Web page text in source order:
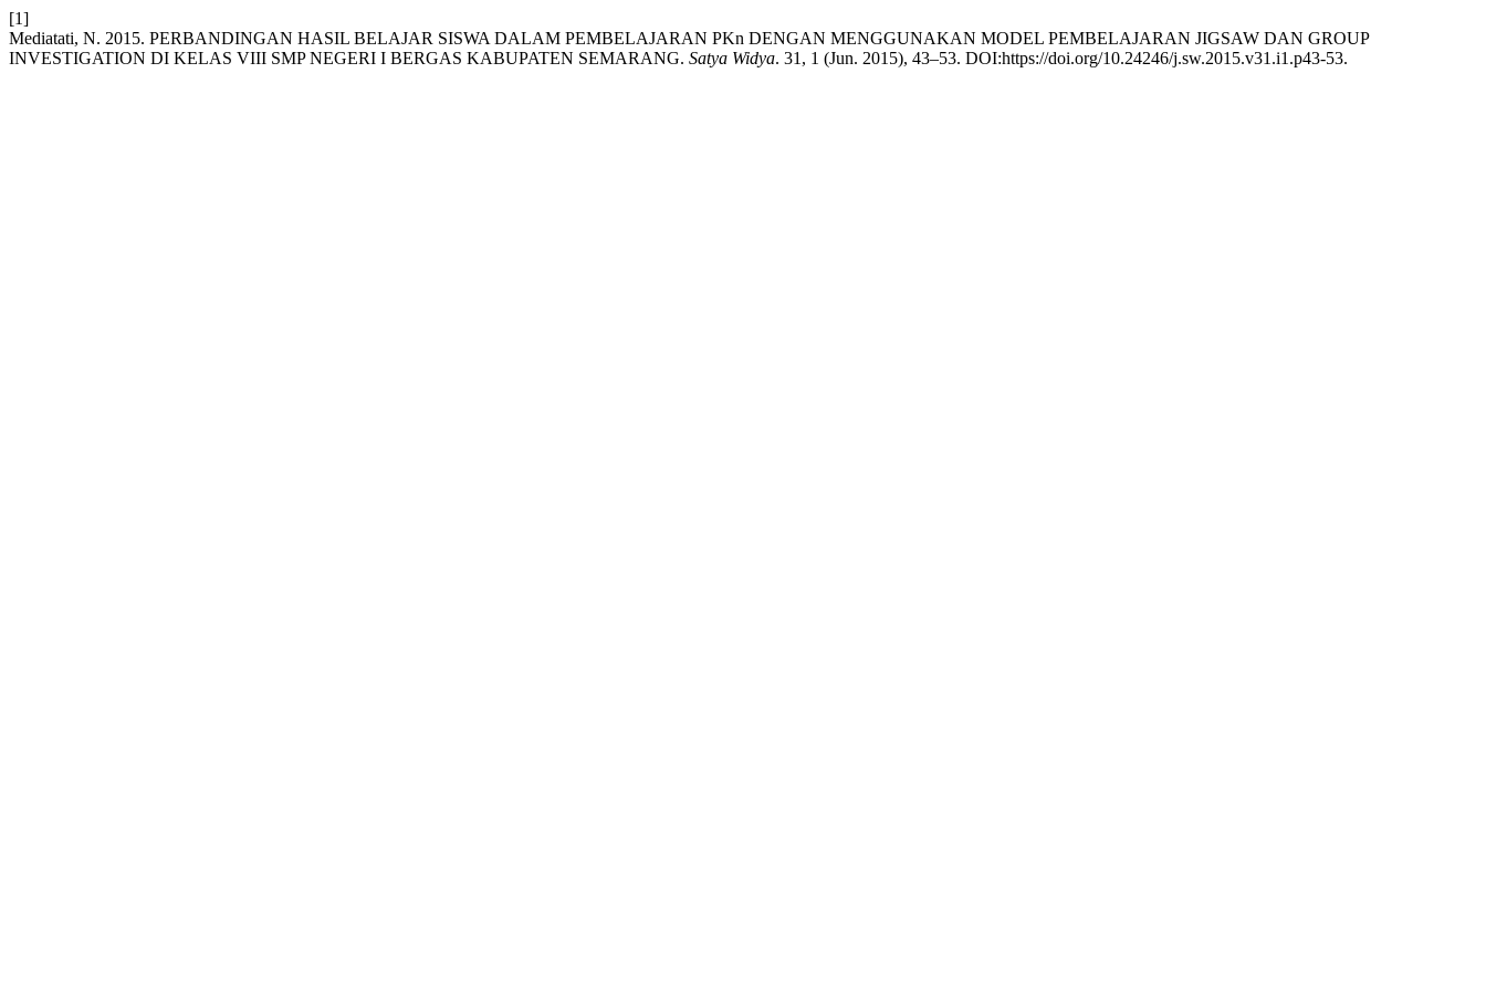
[1]
Mediatati, N. 2015. PERBANDINGAN HASIL BELAJAR SISWA DALAM PEMBELAJARAN PKn DENGAN MENGGUNAKAN MODEL PEMBELAJARAN JIGSAW DAN GROUP
INVESTIGATION DI KELAS VIII SMP NEGERI I BERGAS KABUPATEN SEMARANG. Satya Widya. 31, 1 (Jun. 2015), 43–53. DOI:https://doi.org/10.24246/j.sw.2015.v31.i1.p43-53.